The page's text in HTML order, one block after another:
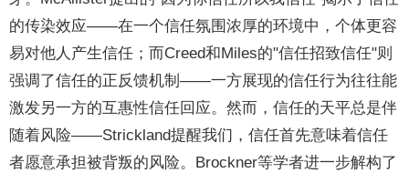
的传染效应——在一个信任氛围浓厚的环境中，个体更容
易对他人产生信任；而Creed和Miles的"信任招致信任"则
强调了信任的正反馈机制——一方展现的信任行为往往能
激发另一方的互惠性信任回应。然而，信任的天平总是伴
随着风险——Strickland提醒我们，信任首先意味着信任
者愿意承担被背叛的风险。Brockner等学者进一步解构了